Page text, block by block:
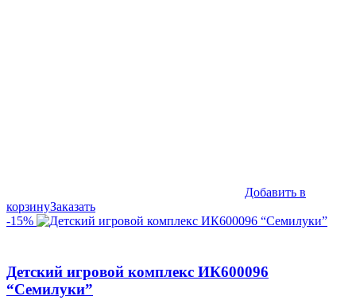
Добавить в
корзинуЗаказать
-15%
Детский игровой комплекс ИК600096
“Семилуки”